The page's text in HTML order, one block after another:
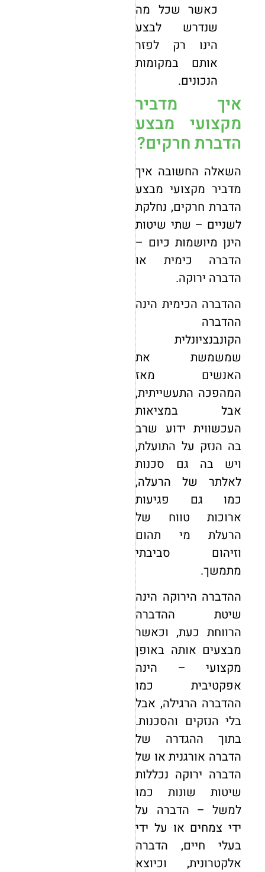
כאשר שכל מה
שנדרש לבצע
הינו רק לפזר
אותם במקומות
הנכונים.
איך מדביר
מקצועי מבצע
הדברת חרקים?
השאלה החשובה איך
מדביר מקצועי מבצע
הדברת חרקים, נחלקת
לשניים – שתי שיטות
הינן מיושמות כיום –
הדברה כימית או
הדברה ירוקה.
ההדברה הכימית הינה
ההדברה
הקונבנציונלית
שמשמשת את
האנשים מאז
המהפכה התעשייתית,
אבל במציאות
העכשווית ידוע שרב
בה הנזק על התועלת,
ויש בה גם סכנות
לאלתר של הרעלה,
כמו גם פגיעות
ארוכות טווח של
הרעלת מי תהום
וזיהום סביבתי
מתמשך.
ההדברה הירוקה הינה
שיטת ההדברה
הרווחת כעת, וכאשר
מבצעים אותה באופן
מקצועי – הינה
אפקטיבית כמו
ההדברה הרגילה, אבל
בלי הנזקים והסכנות.
בתוך ההגדרה של
הדברה אורגנית או של
הדברה ירוקה נכללות
שיטות שונות כמו
למשל – הדברה על
ידי צמחים או על ידי
בעלי חיים, הדברה
אלקטרונית, וכיוצא